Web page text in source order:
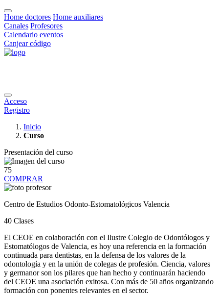
Home doctores Home auxiliares
Canales Profesores
Calendario eventos
Canjear código
Acceso
Registro
Inicio
Curso
Presentación del curso
75
COMPRAR
Centro de Estudios Odonto-Estomatológicos Valencia
40 Clases
El CEOE en colaboración con el Ilustre Colegio de Odontólogos y
Estomatólogos de Valencia, es hoy una referencia en la formación
continuada para dentistas, en la defensa de los valores de la
odontología y en la unión de colegas de profesión. Ciencia, valores
y germanor son los pilares que han hecho y continuarán haciendo
del CEOE una asociación exitosa. Con más de 50 años organizando
formación con ponentes relevantes en el sector.